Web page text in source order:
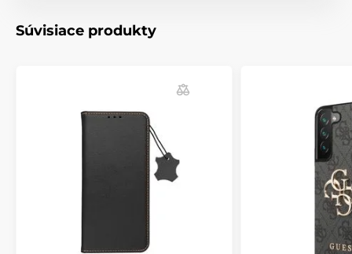
Súvisiace produkty